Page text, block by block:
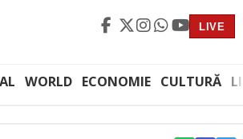
LIVE
WORLD ECONOMIE CULTURĂ